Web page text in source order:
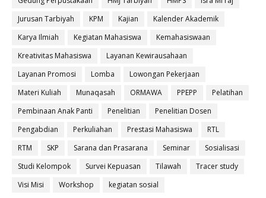
Jurusan Tarbiyah
KPM Kajian
Kalender Akademik
Karya Ilmiah
Kegiatan Mahasiswa
Kemahasiswaan
Kreativitas Mahasiswa
Layanan Kewirausahaan
Layanan Promosi
Lomba
Lowongan Pekerjaan
Materi Kuliah
Munaqasah ORMAWA PPEPP
Pelatihan
Pembinaan Anak Panti
Penelitian
Penelitian Dosen
Pengabdian
Perkuliahan Prestasi Mahasiswa
RTL
RTM
SKP Sarana dan Prasarana Seminar
Sosialisasi
Studi Kelompok
Survei Kepuasan Tilawah
Tracer study
Visi Misi
Workshop kegiatan sosial